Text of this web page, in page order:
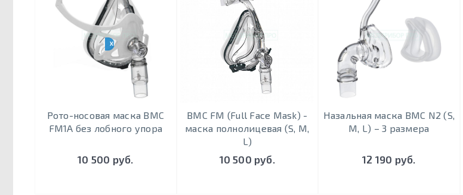
ХИТ ПРОДАЖ
Рото-носовая маска BMC
FM1A без лобного упора
10 500 руб.
BMC FM (Full Face Mask) -
маска полнолицевая (S, M,
L)
10 500 руб.
Назальная маска BMC N2 (S,
M, L) – 3 размера
12 190 руб.